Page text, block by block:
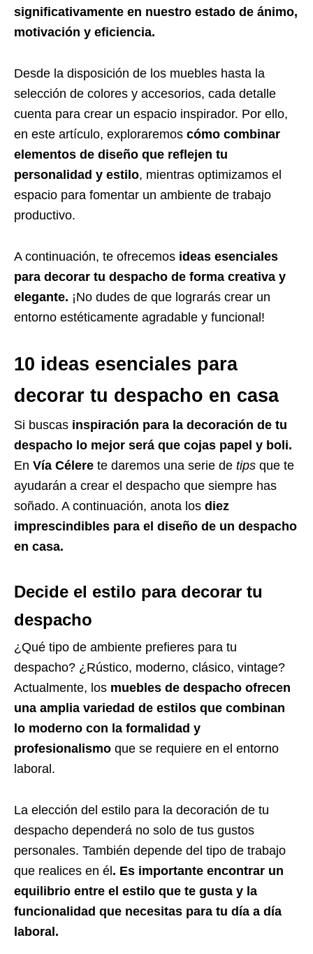
significativamente en nuestro estado de ánimo,
motivación y eficiencia.
Desde la disposición de los muebles hasta la
selección de colores y accesorios, cada detalle
cuenta para crear un espacio inspirador. Por ello,
en este artículo, exploraremos cómo combinar
elementos de diseño que reflejen tu
personalidad y estilo, mientras optimizamos el
espacio para fomentar un ambiente de trabajo
productivo.
A continuación, te ofrecemos ideas esenciales
para decorar tu despacho de forma creativa y
elegante. ¡No dudes de que lograrás crear un
entorno estéticamente agradable y funcional!
10 ideas esenciales para
decorar tu despacho en casa
Si buscas inspiración para la decoración de tu
despacho lo mejor será que cojas papel y boli.
En Vía Célere te daremos una serie de tips que te
ayudarán a crear el despacho que siempre has
soñado. A continuación, anota los diez
imprescindibles para el diseño de un despacho
en casa.
Decide el estilo para decorar tu
despacho
¿Qué tipo de ambiente prefieres para tu
despacho? ¿Rústico, moderno, clásico, vintage?
Actualmente, los muebles de despacho ofrecen
una amplia variedad de estilos que combinan
lo moderno con la formalidad y
profesionalismo que se requiere en el entorno
laboral.
La elección del estilo para la decoración de tu
despacho dependerá no solo de tus gustos
personales. También depende del tipo de trabajo
que realices en él . Es importante encontrar un
equilibrio entre el estilo que te gusta y la
funcionalidad que necesitas para tu día a día
laboral.